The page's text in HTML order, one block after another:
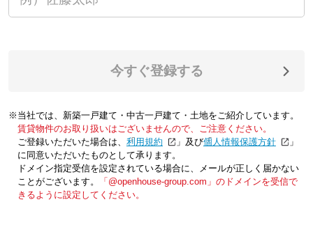
今すぐ登録する
※当社では、新築一戸建て・中古一戸建て・土地をご紹介しています。
賃貸物件のお取り扱いはございませんので、ご注意ください。
ご登録いただいた場合は、「利用規約 」及び「個人情報保護方針
」
に同意いただいたものとして承ります。
ドメイン指定受信を設定されている場合に、メールが正しく届かない
ことがございます。
「@openhouse-group.com」のドメインを受信で
きるように設定してください。